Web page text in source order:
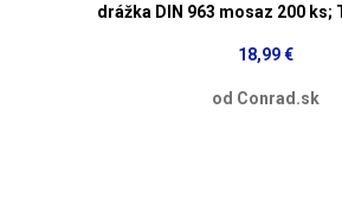
drážka DIN 963 mosaz 200 ks;
18,99 €
od Conrad.sk